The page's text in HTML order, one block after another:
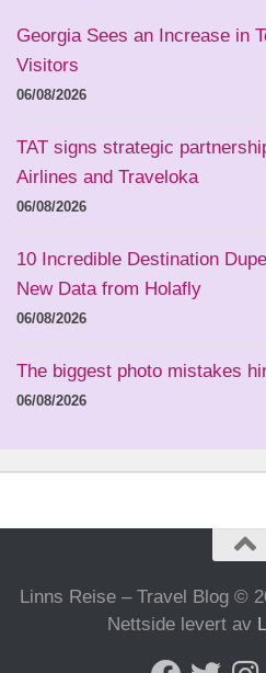
Georgia Sees an Increase in
Visitors
06/08/2026
TAT signs strategic
Airlines and Traveloka
06/08/2026
10 Incredible Destination
New Data from Holafly
06/08/2026
The biggest photo mistakes
06/08/2026
Linns Reise – Travel Blog ©
Nettside levert av